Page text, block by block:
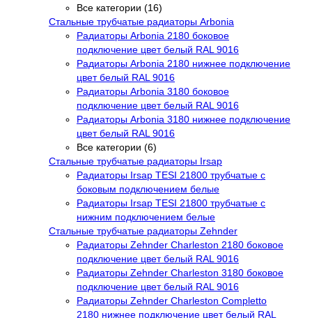
Все категории (16)
Стальные трубчатые радиаторы Arbonia
Радиаторы Arbonia 2180 боковое
подключение цвет белый RAL 9016
Радиаторы Arbonia 2180 нижнее подключение
цвет белый RAL 9016
Радиаторы Arbonia 3180 боковое
подключение цвет белый RAL 9016
Радиаторы Arbonia 3180 нижнее подключение
цвет белый RAL 9016
Все категории (6)
Стальные трубчатые радиаторы Irsap
Радиаторы Irsap TESI 21800 трубчатые с
боковым подключением белые
Радиаторы Irsap TESI 21800 трубчатые с
нижним подключением белые
Стальные трубчатые радиаторы Zehnder
Радиаторы Zehnder Charleston 2180 боковое
подключение цвет белый RAL 9016
Радиаторы Zehnder Charleston 3180 боковое
подключение цвет белый RAL 9016
Радиаторы Zehnder Charleston Completto
2180 нижнее подключение цвет белый RAL